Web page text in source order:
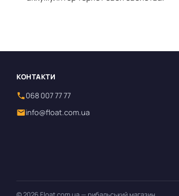
КОНТАКТИ
068 007 77 77
info@float.com.ua